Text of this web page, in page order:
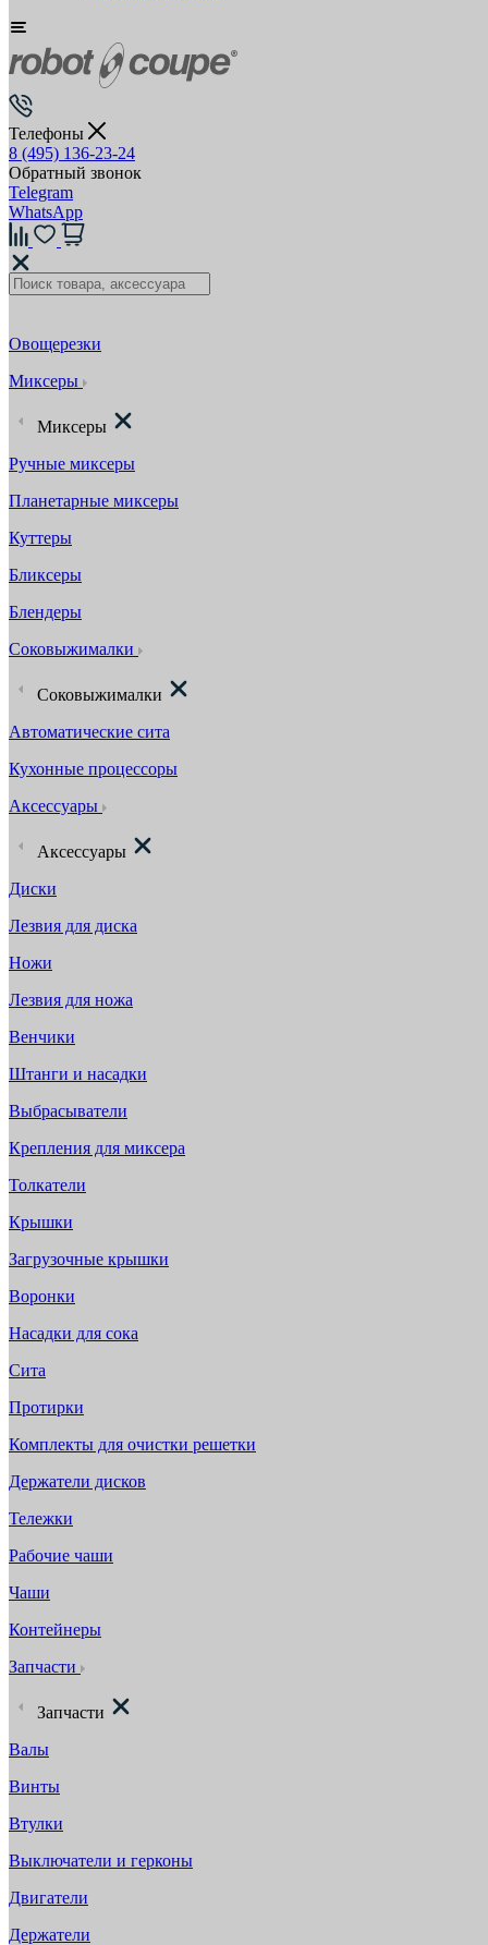
Телефоны
8 (495) 136-23-24
Обратный звонок
Telegram
WhatsApp
Овощерезки
Миксеры
Миксеры
Ручные миксеры
Планетарные миксеры
Куттеры
Бликсеры
Блендеры
Соковыжималки
Соковыжималки
Автоматические сита
Кухонные процессоры
Аксессуары
Аксессуары
Диски
Лезвия для диска
Ножи
Лезвия для ножа
Венчики
Штанги и насадки
Выбрасыватели
Крепления для миксера
Толкатели
Крышки
Загрузочные крышки
Воронки
Насадки для сока
Сита
Протирки
Комплекты для очистки решетки
Держатели дисков
Тележки
Рабочие чаши
Чаши
Контейнеры
Запчасти
Запчасти
Валы
Винты
Втулки
Выключатели и герконы
Двигатели
Держатели